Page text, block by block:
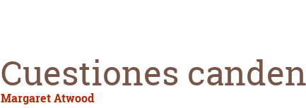
Cuestiones
Margaret Atwood